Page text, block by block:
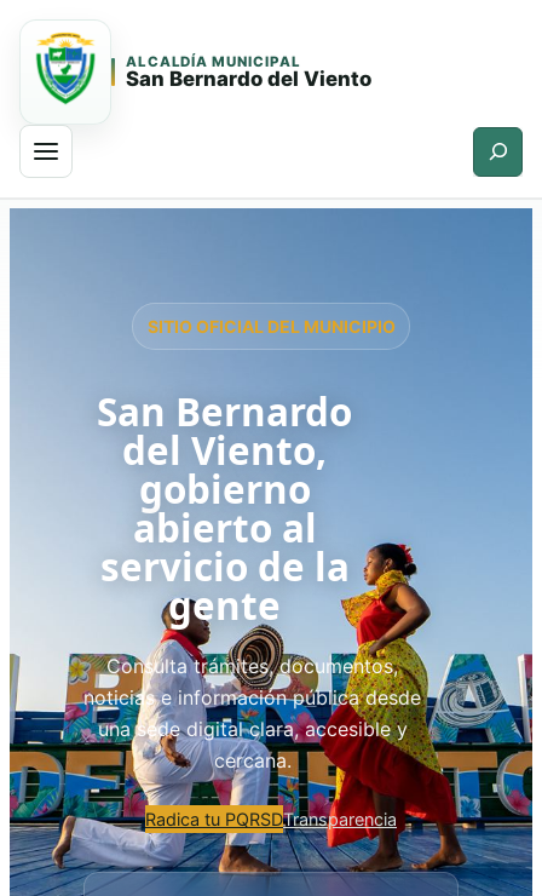
ALCALDÍA MUNICIPAL
San Bernardo del Viento
Buscar
SITIO OFICIAL DEL MUNICIPIO
San Bernardo
del Viento,
gobierno
abierto al
servicio de la
gente
Consulta trámites, documentos,
noticias e información pública desde
una sede digital clara, accesible y
cercana.
Radica tu PQRSDTransparencia